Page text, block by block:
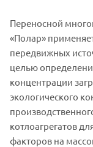
Переносной
«Полар»
передвижных
целью
концентрации
экологического
котлоагрегатов
факторов на